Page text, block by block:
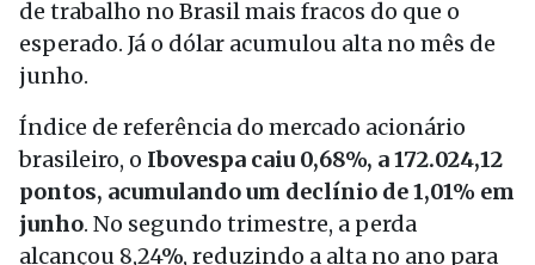
de trabalho no Brasil mais fracos do que o
esperado. Já o dólar acumulou alta no mês de
junho.
Índice de referência do mercado acionário
brasileiro, o Ibovespa caiu 0,68%, a 172.024,12
pontos, acumulando um declínio de 1,01% em
junho. No segundo trimestre, a perda
alcançou 8,24%, reduzindo a alta no ano para